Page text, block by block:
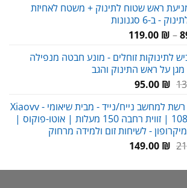
עד
ראש שטוח לתינוק + משטח לאחיזת
- ב-6 סגנונות
–
119.00 ₪
עד
לתינוקות זוחלים - מונע חבטה מנפילה
על ראש התינוק והגב
המחיר
היה:
135.00 ₪.
95.00 ₪
המחיר
הוא:
95.00 ₪.
מצלמת רשת למחשב נייח/נייד - מבית שיאומי Xiaovv -
1080P HD | זווית רחבה 150 מעלות | אוטו-פוקוס |
המחיר
היה:
149.00 ₪
המחיר
הוא: